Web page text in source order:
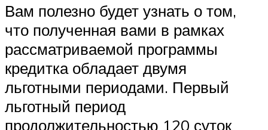
Вам полезно будет узнать о том,
что полученная вами в рамках
рассматриваемой программы
кредитка обладает двумя
льготными периодами. Первый
льготный период
продолжительностью 120 суток